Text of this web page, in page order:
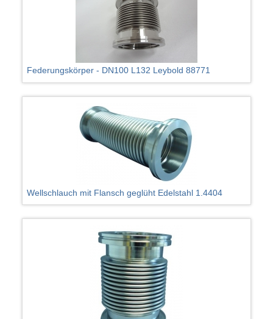
Federungskörper - DN100 L132 Leybold 88771
Wellschlauch mit Flansch geglüht Edelstahl 1.4404